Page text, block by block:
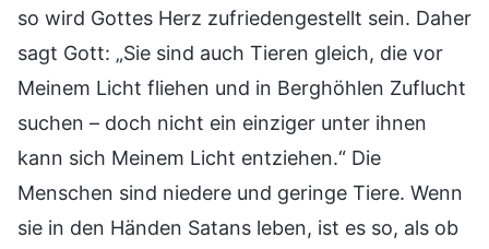
so wird Gottes Herz zufriedengestellt sein. Daher
sagt Gott: „Sie sind auch Tieren gleich, die vor
Meinem Licht fliehen und in Berghöhlen Zuflucht
suchen – doch nicht ein einziger unter ihnen
kann sich Meinem Licht entziehen.“ Die
Menschen sind niedere und geringe Tiere. Wenn
sie in den Händen Satans leben, ist es so, als ob